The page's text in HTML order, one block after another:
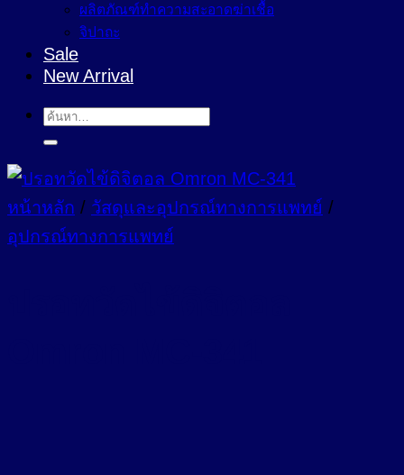
ผลิตภัณฑ์ทำความสะอาดฆ่าเชื้อ
จิปาถะ
Sale
New Arrival
ค้นหา:
หน้าหลัก / วัสดุและอุปกรณ์ทางการแพทย์ /
อุปกรณ์ทางการแพทย์